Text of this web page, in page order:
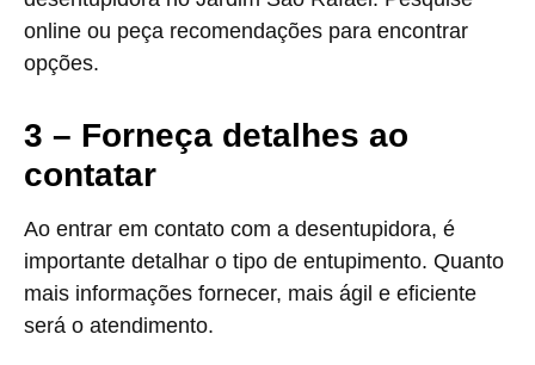
online ou peça recomendações para encontrar
opções.
3 – Forneça detalhes ao
contatar
Ao entrar em contato com a desentupidora, é
importante detalhar o tipo de entupimento. Quanto
mais informações fornecer, mais ágil e eficiente
será o atendimento.